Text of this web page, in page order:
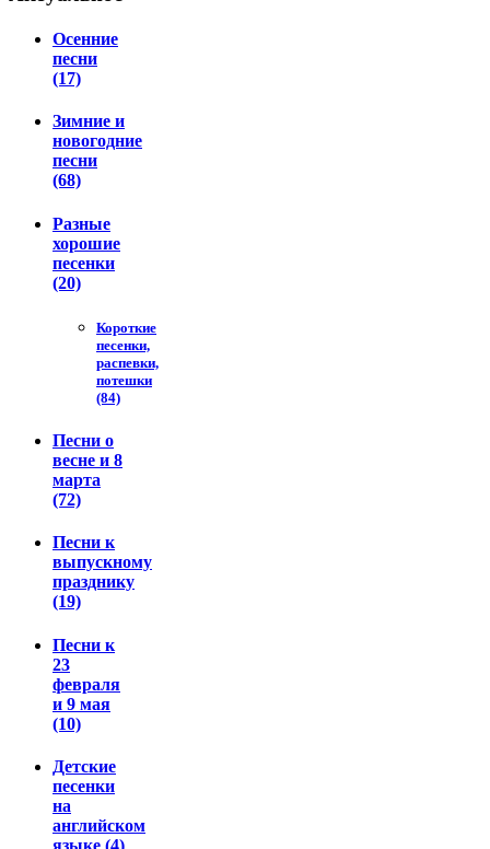
Осенние
песни
(17)
Зимние и
новогодние
песни
(68)
Разные
хорошие
песенки
(20)
Короткие
песенки,
распевки,
потешки
(84)
Песни о
весне и 8
марта
(72)
Песни к
выпускному
празднику
(19)
Песни к
23
февраля
и 9 мая
(10)
Детские
песенки
на
английском
языке (4)